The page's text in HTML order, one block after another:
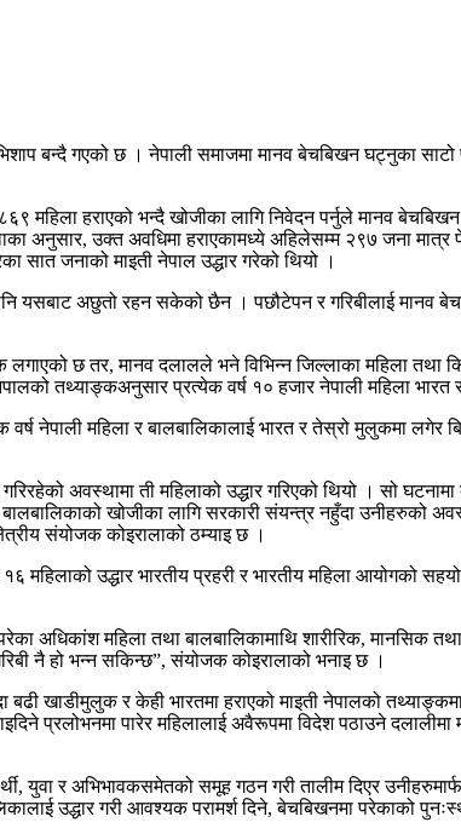
बन्दै गएको छ । नेपाली समाजमा मानव बेचबिखन घट्नुका साटो
महिला हराएको भन्दै खोजीका लागि निवेदन पर्नुले मानव
अनुसार, उक्त अवधिमा हराएकामध्ये अहिलेसम्म २९७ जना मात्र
सात जनाको माइती नेपाल उद्धार गरेको थियो ।
यसबाट अछुतो रहन सकेको छैन । पछौटेपन र गरिबीलाई मानव
छ तर, मानव दलालले भने विभिन्न जिल्लाका महिला तथा
तथ्याङ्कअनुसार प्रत्येक वर्ष १० हजार नेपाली महिला भारत
नेपाली महिला र बालबालिकालाई भारत र तेस्रो मुलुकमा लगेर
अवस्थामा ती महिलाको उद्धार गरिएको थियो । सो
खोजीका लागि सरकारी संयन्त्र नहुँदा उनीहरुको
संयोजक कोइरालाको ठम्याइ छ ।
उद्धार भारतीय प्रहरी र भारतीय महिला आयोगको
अधिकांश महिला तथा बालबालिकामाथि शारीरिक, मानसिक
नै हो भन्न सकिन्छ”, संयोजक कोइरालाको भनाइ छ ।
खाडीमुलुक र केही भारतमा हराएको माइती नेपालको
प्रलोभनमा पारेर महिलालाई अवैरूपमा विदेश पठाउने
युवा र अभिभावकसमेतको समूह गठन गरी तालीम दिएर
उद्धार गरी आवश्यक परामर्श दिने, बेचबिखनमा परेकाको